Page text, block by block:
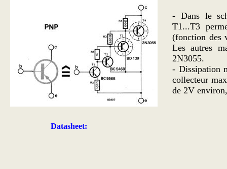
- Dans le
T1...T3
(fonction des
Les autres
2N3055.
- Dissipation
collecteur
de 2V
Datasheet: